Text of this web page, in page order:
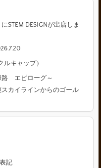
STEM DESIGNが出店しま
キャップ）
路 エピローグ～
カイラインからのゴール
記